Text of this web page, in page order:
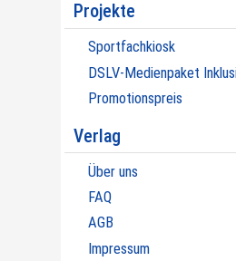
Projekte
Sportfachkiosk
DSLV-Medienpaket
Promotionspreis
Verlag
Über uns
FAQ
AGB
Impressum